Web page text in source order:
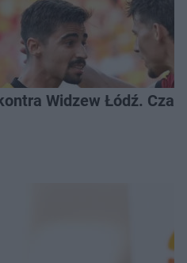
Widzew Łódź.